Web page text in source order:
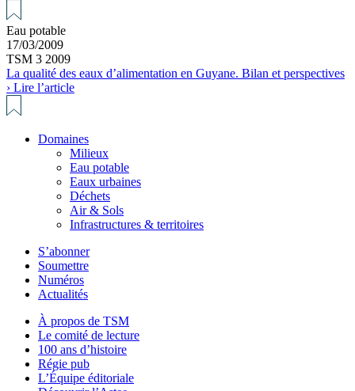
Eau potable
17/03/2009
TSM 3 2009
La qualité des eaux d’alimentation en Guyane. Bilan et perspectives
› Lire l’article
Domaines
Milieux
Eau potable
Eaux urbaines
Déchets
Air & Sols
Infrastructures & territoires
S’abonner
Soumettre
Numéros
Actualités
À propos de TSM
Le comité de lecture
100 ans d’histoire
Régie pub
L’Équipe éditoriale